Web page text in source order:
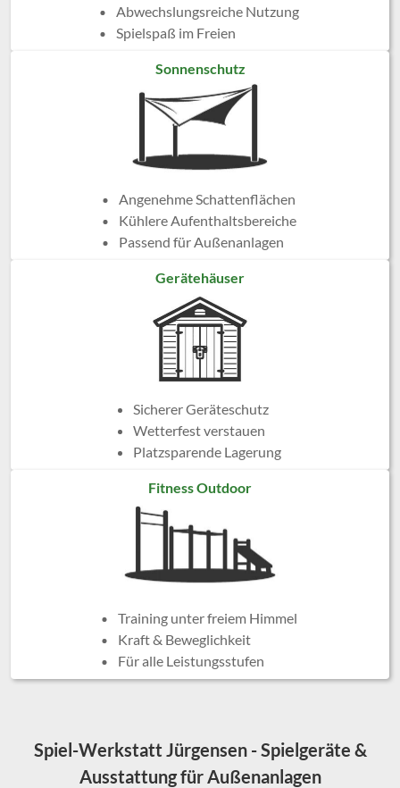
Abwechslungsreiche Nutzung
Spielspaß im Freien
Sonnenschutz
Angenehme Schattenflächen
Kühlere Aufenthaltsbereiche
Passend für Außenanlagen
Gerätehäuser
Sicherer Geräteschutz
Wetterfest verstauen
Platzsparende Lagerung
Fitness Outdoor
Training unter freiem Himmel
Kraft & Beweglichkeit
Für alle Leistungsstufen
Spiel-Werkstatt Jürgensen - Spielgeräte &
Ausstattung für Außenanlagen